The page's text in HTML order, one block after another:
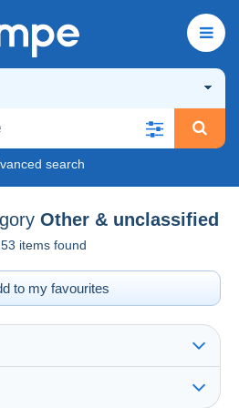
search
Other & unclassified
items found
to my favourites